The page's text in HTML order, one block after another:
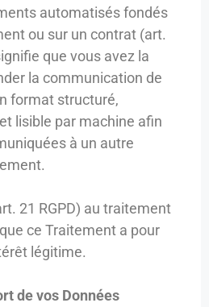
automatisés fondés
ou sur un contrat (art.
que vous avez la
la communication de
format structuré,
lisible par machine afin
à un autre
21 RGPD) au traitement
ce Traitement a pour
légitime.
de vos Données